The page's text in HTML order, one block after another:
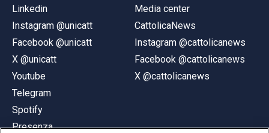
Linkedin
Instagram @unicatt
Facebook @unicatt
X @unicatt
Youtube
Telegram
Spotify
Presenza
Media center
CattolicaNews
Instagram @cattolicanews
Facebook @cattolicanews
X @cattolicanews